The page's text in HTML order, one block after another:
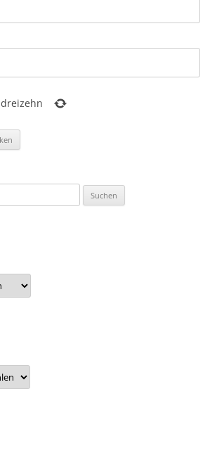
dreizehn